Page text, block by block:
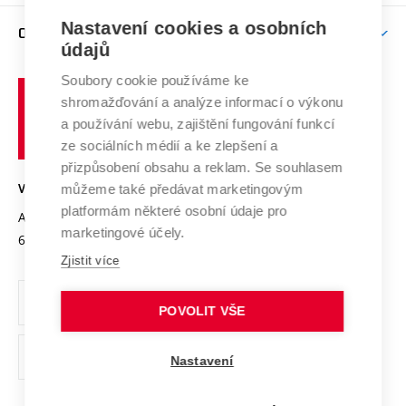
E-přihláška
Doktorské studium
Podpora podnikání
Mezinárodní vědecká rada
Systém zajišťování kvality výzkumu
Výzkumné infrastruktury
Transfer znalostí
Open Science
Projekty
Projekty ze strukturálních fondů
Specifický výzkum
Zahraniční spolupráce
Spolupráce se školami
Služby univerzity
Mezinárodní dohody
Univerzitní sítě
O UNIVERZITĚ
Profil univerzity
Udržitelná univerzita
Podnikavá univerzita / ContriBUTe
Bezpečná univerzita
Vyznamenání
Organizační struktura
Ochrana osobních údajů
odkaz)
učení
technické
VYSOKÉ UČENÍ TECHNICKÉ V BRNĚ
Antonínská 548/1
602 00 Brno
www.vut.cz
vut@vutbr.cz
Nastavení cookies a osobních
údajů
Soubory cookie používáme ke
shromažďování a analýze informací o výkonu
a používání webu, zajištění fungování funkcí
ze sociálních médií a ke zlepšení a
přizpůsobení obsahu a reklam. Se souhlasem
můžeme také předávat marketingovým
platformám některé osobní údaje pro
marketingové účely.
Zjistit více
POVOLIT VŠE
Nastavení